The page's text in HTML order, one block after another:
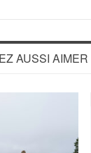
AUSSI AIMER